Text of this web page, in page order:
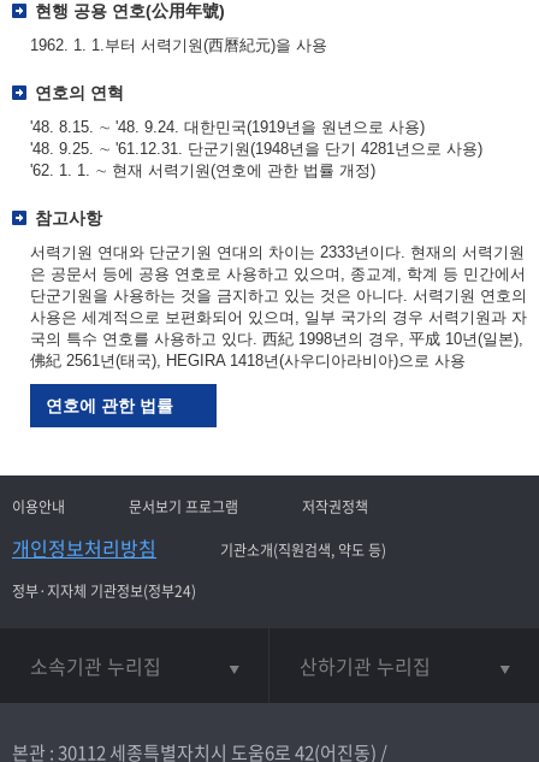
현행 공용 연호(公用年號)
1962. 1. 1.부터 서력기원(西曆紀元)을 사용
연호의 연혁
'48. 8.15. ∼ '48. 9.24. 대한민국(1919년을 원년으로 사용)
'48. 9.25. ∼ '61.12.31. 단군기원(1948년을 단기 4281년으로 사용)
'62. 1. 1. ∼ 현재 서력기원(연호에 관한 법률 개정)
참고사항
서력기원 연대와 단군기원 연대의 차이는 2333년이다. 현재의 서력기원
은 공문서 등에 공용 연호로 사용하고 있으며, 종교계, 학계 등 민간에서
단군기원을 사용하는 것을 금지하고 있는 것은 아니다. 서력기원 연호의
사용은 세계적으로 보편화되어 있으며, 일부 국가의 경우 서력기원과 자
국의 특수 연호를 사용하고 있다. 西紀 1998년의 경우, 平成 10년(일본),
佛紀 2561년(태국), HEGIRA 1418년(사우디아라비아)으로 사용
연호에 관한 법률
이용안내 문서보기 프로그램 저작권정책
개인정보처리방침
기관소개(직원검색, 약도 등)
정부·지자체 기관정보(정부24)
소속기관 누리집 산하기관 누리집
본관 : 30112 세종특별자치시 도움6로 42(어진동) /